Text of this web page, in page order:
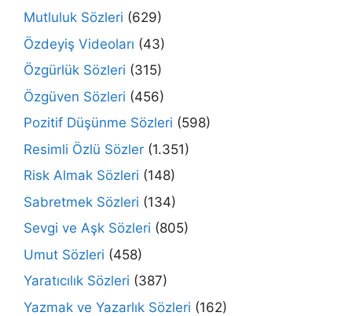
Mutluluk Sözleri (629)
Özdeyiş Videoları (43)
Özgürlük Sözleri (315)
Özgüven Sözleri (456)
Pozitif Düşünme Sözleri (598)
Resimli Özlü Sözler (1.351)
Risk Almak Sözleri (148)
Sabretmek Sözleri (134)
Sevgi ve Aşk Sözleri (805)
Umut Sözleri (458)
Yaratıcılık Sözleri (387)
Yazmak ve Yazarlık Sözleri (162)